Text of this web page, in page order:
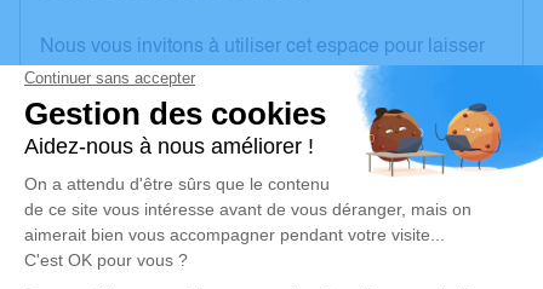
Nous vous invitons à utiliser cet espace pour laisser
vos condoléances, partager des photos souvenirs,
une anecdote ou exprimer vos pensées à travers des
poèmes ou des textes. Cet endroit est un lieu
d'expression dédié à honorer la mémoire d’Andrée
LEDRU.
Un service de plantation d’arbre hommage est
disponible ici.